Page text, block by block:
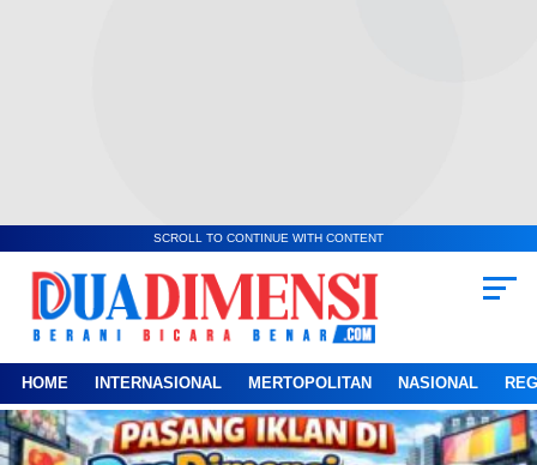
SCROLL TO CONTINUE WITH CONTENT
HOME INTERNASIONAL MERTOPOLITAN NASIONAL